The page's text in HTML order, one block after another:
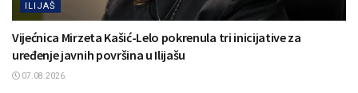
ILIJAŠ
Vijećnica Mirzeta Kašić-Lelo pokrenula tri inicijative za
uređenje javnih površina u Ilijašu
07.08.2026.